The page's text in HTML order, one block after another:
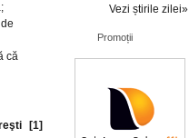
că
[1]
:Doresc sa aflu
vechimea in munca
incerc sa fac [..]
Miron vladut : Ani de
Vezi știrile zilei»
Promoții